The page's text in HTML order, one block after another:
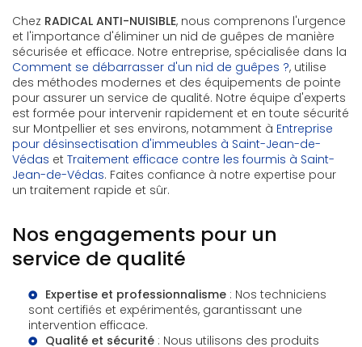
Chez RADICAL ANTI-NUISIBLE, nous comprenons l'urgence
et l'importance d'éliminer un nid de guêpes de manière
sécurisée et efficace. Notre entreprise, spécialisée dans la
Comment se débarrasser d'un nid de guêpes ?, utilise
des méthodes modernes et des équipements de pointe
pour assurer un service de qualité. Notre équipe d'experts
est formée pour intervenir rapidement et en toute sécurité
sur Montpellier et ses environs, notamment à Entreprise
pour désinsectisation d'immeubles à Saint-Jean-de-
Védas et Traitement efficace contre les fourmis à Saint-
Jean-de-Védas. Faites confiance à notre expertise pour
un traitement rapide et sûr.
Nos engagements pour un
service de qualité
Expertise et professionnalisme : Nos techniciens
sont certifiés et expérimentés, garantissant une
intervention efficace.
Qualité et sécurité : Nous utilisons des produits